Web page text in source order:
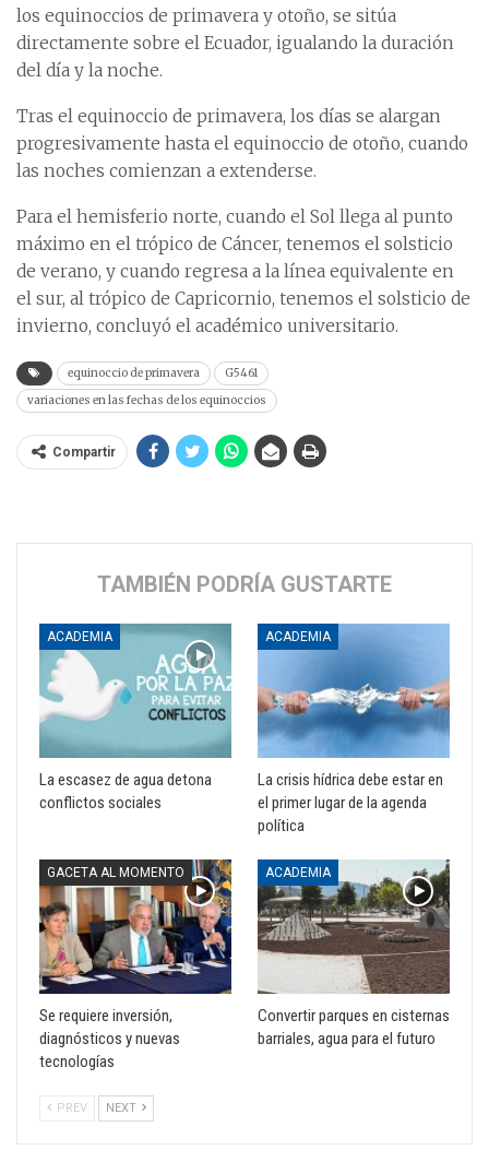
los equinoccios de primavera y otoño, se sitúa
directamente sobre el Ecuador, igualando la duración
del día y la noche.
Tras el equinoccio de primavera, los días se alargan
progresivamente hasta el equinoccio de otoño, cuando
las noches comienzan a extenderse.
Para el hemisferio norte, cuando el Sol llega al punto
máximo en el trópico de Cáncer, tenemos el solsticio
de verano, y cuando regresa a la línea equivalente en
el sur, al trópico de Capricornio, tenemos el solsticio de
invierno, concluyó el académico universitario.
equinoccio de primavera
G5461
variaciones en las fechas de los equinoccios
Compartir
TAMBIÉN PODRÍA GUSTARTE
ACADEMIA
La escasez de agua detona
conflictos sociales
ACADEMIA
La crisis hídrica debe estar en
el primer lugar de la agenda
política
GACETA AL MOMENTO
Se requiere inversión,
diagnósticos y nuevas
tecnologías
ACADEMIA
Convertir parques en cisternas
barriales, agua para el futuro
PREV NEXT